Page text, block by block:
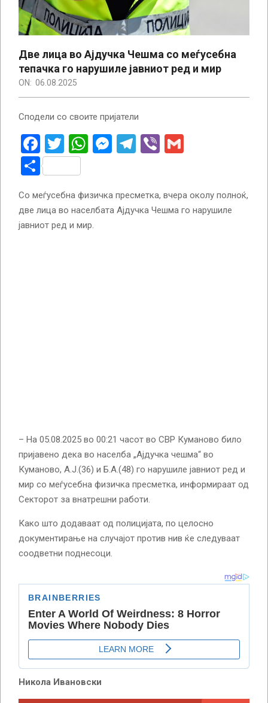
Две лица во Ајдучка Чешма со меѓусебна
тепачка го нарушиле јавниот ред и мир
ON: 06.08.2025
Сподели со своите пријатели
Facebook
Twitter
WhatsApp
Messenger
Telegram
Viber
Share
Со меѓусебна физичка пресметка, вчера околу полноќ,
две лица во населбата Ајдучка Чешма го нарушиле
јавниот ред и мир.
– На 05.08.2025 во 00:21 часот во СВР Куманово било
пријавено дека во населба „Ајдучка чешма“ во
Куманово, А.Ј.(36) и Б.А.(48) го нарушиле јавниот ред и
мир со меѓусебна физичка пресметка, информираат од
Секторот за внатрешни работи.
Како што додаваат од полицијата, по целосно
документирање на случајот против нив ќе следуваат
соодветни поднесоци.
Никола Ивановски